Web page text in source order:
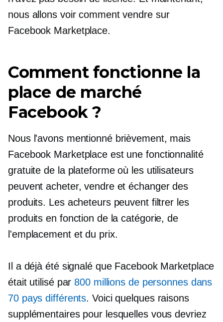
nous allons voir comment vendre sur
Facebook Marketplace.
Comment fonctionne la
place de marché
Facebook ?
Nous l'avons mentionné brièvement, mais
Facebook Marketplace est une fonctionnalité
gratuite de la plateforme où les utilisateurs
peuvent acheter, vendre et échanger des
produits. Les acheteurs peuvent filtrer les
produits en fonction de la catégorie, de
l'emplacement et du prix.
Il a déjà été signalé que Facebook Marketplace
était utilisé par 800 millions de personnes dans
70 pays différents. Voici quelques raisons
supplémentaires pour lesquelles vous devriez